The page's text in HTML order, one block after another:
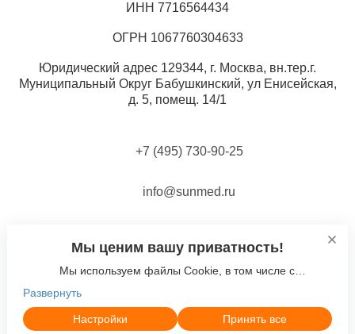
ИНН 7716564434
ОГРН 1067760304633
Юридический адрес 129344, г. Москва, вн.тер.г.
Муниципальный Округ Бабушкинский, ул Енисейская,
д. 5, помещ. 14/1
+7 (495) 730-90-25
info@sunmed.ru
данных
Согласие на использование файлов cookie
Продвижение — «ЭВРИКА»
Мы ценим вашу приватность!
Мы используем файлы Cookie, в том числе с
"Яндекс.Метрика". Продолжая использовать наш сайт, вы
согласиена использование файлов cookie, в том
Развернуть
Настройки Принять все